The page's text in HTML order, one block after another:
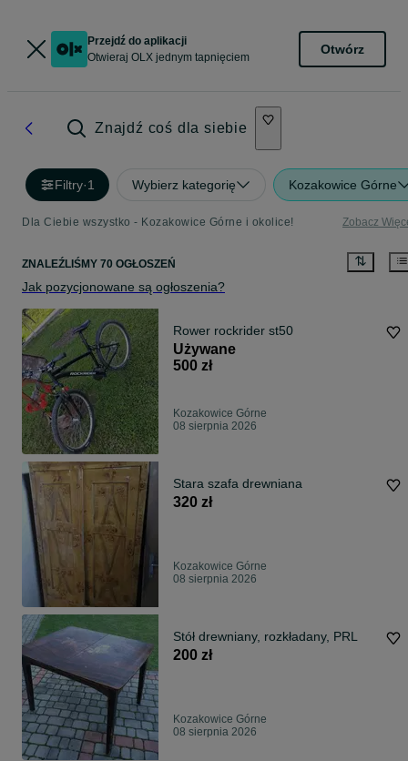
Przejdź do aplikacji
Otwieraj OLX jednym tapnięciem
Otwórz
Znajdź coś dla siebie
Filtry·1 Wybierz kategorię Kozakowice Górne
Dla Ciebie wszystko - Kozakowice Górne i okolice! Zobacz
ZNALEŹLIŚMY 70 OGŁOSZEŃ
Jak pozycjonowane są ogłoszenia?
Rower rockrider st50
Używane
500 zł
Kozakowice Górne
08 sierpnia 2026
Stara szafa drewniana
320 zł
Kozakowice Górne
08 sierpnia 2026
Stół drewniany, rozkładany, PRL
200 zł
Kozakowice Górne
08 sierpnia 2026